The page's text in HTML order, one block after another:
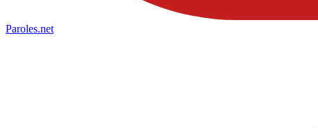
Paroles.net